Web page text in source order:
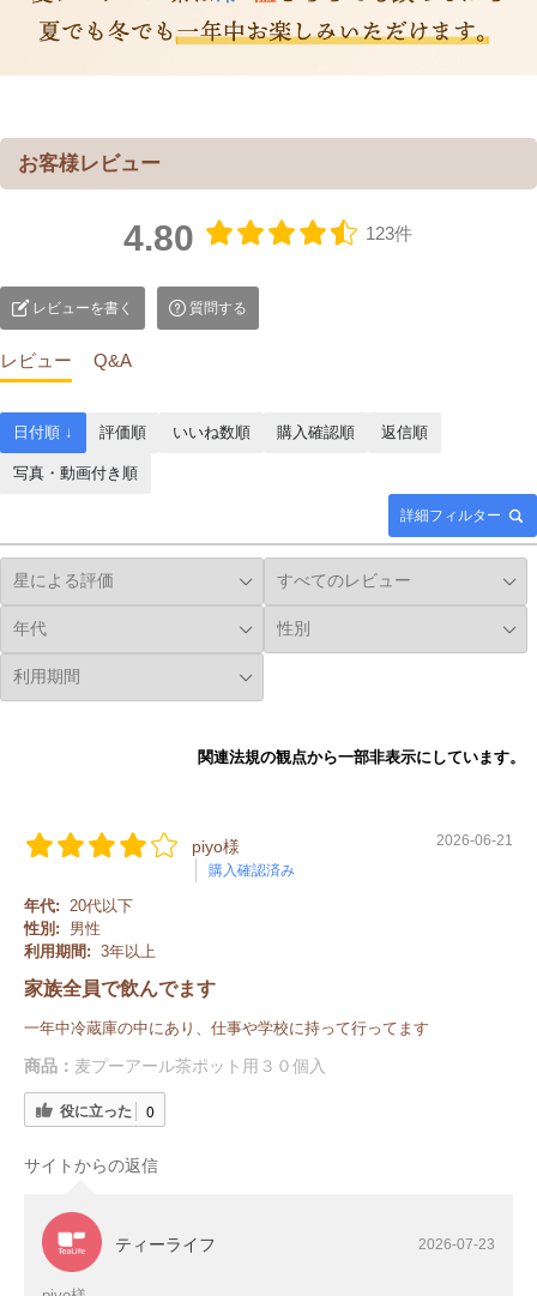
4.80 123件
レビューを書く 質問する
レビュー Q&A
詳細フィルター
日付順 ↓ 評価順 いいね数順 購入確認順 返信順
写真・動画付き順
関連法規の観点から一部非表示にしています。
piyo様
購入確認済み
2026-06-21
年代:
20代以下
性別:
男性
利用期間: 3年以上
家族全員で飲んでます
一年中冷蔵庫の中にあり、仕事や学校に持って行ってます
商品： 麦プーアール茶ポット用３０個入
役に立った 0
サイトからの返信
ティーライフ 2026-07-23